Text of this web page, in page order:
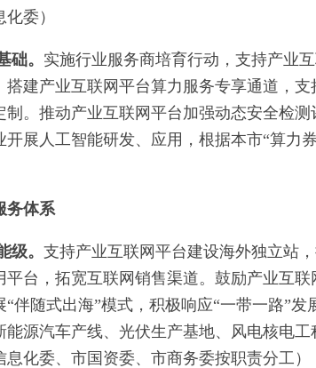
委）
础。 实施行业服务商培育行动，支持产业
建产业互联网平台算力服务专享通道，
。推动产业互联网平台加强动态安全检
展人工智能研发、应用，根据本市“算力
务体系
级。 支持产业互联网平台建设海外独立站
台，拓宽互联网销售渠道。鼓励产业互
伴随式出海”模式，积极响应“一带一路”发
源汽车产线、光伏生产基地、风电核电
化委、市国资委、市商务委按职责分工）